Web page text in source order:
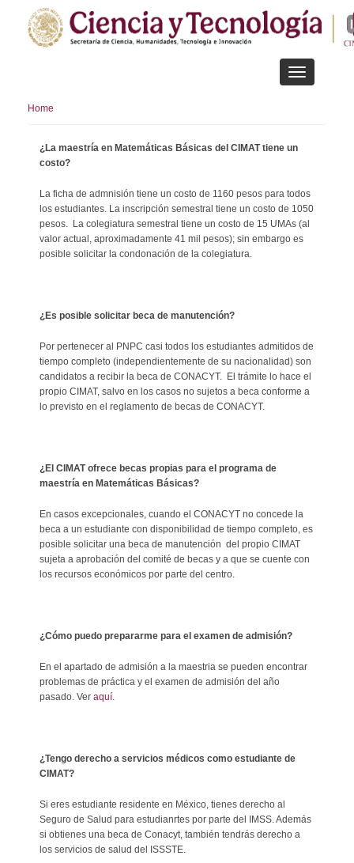
Toggle
navigation
Home
¿La maestría en Matemáticas Básicas del CIMAT tiene un
costo?
La ficha de admnisión tiene un costo de 1160 pesos para todos
los estudiantes. La inscripción semestral tiene un costo de 1050
pesos. La colegiatura semestral tiene un costo de 15 UMAs (al
valor actual, aproximadamente 41 mil pesos); sin embargo es
posible solicitar la condonación de la colegiatura.
¿Es posible solicitar beca de manutención?
Por pertenecer al PNPC casi todos los estudiantes admitidos de
tiempo completo (independientemente de su nacionalidad) son
candidatos a recibir la beca de CONACYT. El trámite lo hace el
propio CIMAT, salvo en los casos no sujetos a beca conforme a
lo previsto en el reglamento de becas de CONACYT.
¿El CIMAT ofrece becas propias para el programa de
maestría en Matemáticas Básicas?
En casos excepcionales, cuando el CONACYT no concede la
beca a un estudiante con disponibilidad de tiempo completo, es
posible solicitar una beca de manutención del propio CIMAT
sujeta a aprobación del comité de becas y a que se cuente con
los recursos económicos por parte del centro.
¿Cómo puedo prepararme para el examen de admisión?
En el apartado de admisión a la maestria se pueden encontrar
problemas de práctica y el examen de admisión del año
pasado. Ver aquí.
¿Tengo derecho a servicios médicos como estudiante de
CIMAT?
Si eres estudiante residente en México, tienes derecho al
Seguro de Salud para estudianrtes por parte del IMSS. Además
si obtienes una beca de Conacyt, también tendrás derecho a
los servicios de salud del ISSSTE.